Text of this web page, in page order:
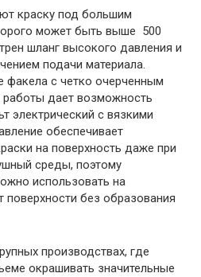
краску под большим
может быть выше 500
шланг высокого давления и
подачи материала.
факела с четко очерченным
работы дает возможность
электрический с вязкими
обеспечивает
на поверхность даже при
среды, поэтому
использовать на
поверхности без образования
производствах, где
окрашивать значительные